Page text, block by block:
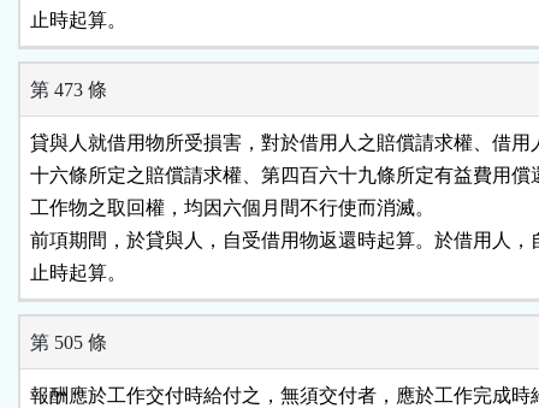
止時起算。
第 473 條
貸與人就借用物所受損害，對於借用人之賠償請求權、借用
十六條所定之賠償請求權、第四百六十九條所定有益費用償
工作物之取回權，均因六個月間不行使而消滅。
前項期間，於貸與人，自受借用物返還時起算。於借用人，
止時起算。
第 505 條
報酬應於工作交付時給付之，無須交付者，應於工作完成時